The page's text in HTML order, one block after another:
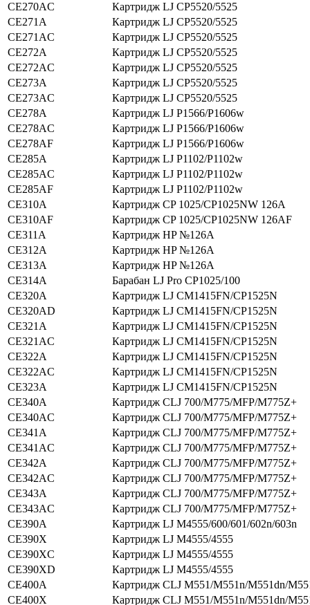
CE270AC
Картридж LJ CP5520/5525
CE271A
Картридж LJ CP5520/5525
CE271AС
Картридж LJ CP5520/5525
CE272A
Картридж LJ CP5520/5525
CE272AC
Картридж LJ CP5520/5525
CE273A
Картридж LJ CP5520/5525
CE273AC
Картридж LJ CP5520/5525
CE278A
Картридж LJ P1566/P1606w
CE278AC
Картридж LJ P1566/P1606w
CE278AF
Картридж LJ P1566/P1606w
CE285A
Картридж LJ P1102/P1102w
CE285AC
Картридж LJ P1102/P1102w
CE285AF
Картридж LJ P1102/P1102w
CE310A
Картридж CP 1025/CP1025NW 126A
CE310AF
Картридж CP 1025/CP1025NW 126AF
CE311A
Картридж HP №126A
CE312A
Картридж HP №126А
CE313A
Картридж HP №126A
CE314A
Барабан LJ Pro CP1025/100
CE320A
Картридж LJ CM1415FN/CP1525N
CE320AD
Картридж LJ CM1415FN/CP1525N
CE321A
Картридж LJ CM1415FN/CP1525N
CE321AC
Картридж LJ CM1415FN/CP1525N
CE322A
Картридж LJ CM1415FN/CP1525N
CE322AC
Картридж LJ CM1415FN/CP1525N
CE323A
Картридж LJ CM1415FN/CP1525N
CE340A
Картридж CLJ 700/M775/MFP/M775Z+
CE340AC
Картридж CLJ 700/M775/MFP/M775Z+
CE341A
Картридж CLJ 700/M775/MFP/M775Z+
CE341AC
Картридж CLJ 700/M775/MFP/M775Z+
CE342A
Картридж CLJ 700/M775/MFP/M775Z+
CE342AC
Картридж CLJ 700/M775/MFP/M775Z+
CE343A
Картридж CLJ 700/M775/MFP/M775Z+
CE343AC
Картридж CLJ 700/M775/MFP/M775Z+
CE390A
Картридж LJ M4555/600/601/602n/603n
CE390X
Картридж LJ M4555/4555
CE390XC
Картридж LJ M4555/4555
CE390XD
Картридж LJ M4555/4555
CE400A
Картридж CLJ M551/M551n/M551dn/
CE400X
Картридж CLJ M551/M551n/M551dn/